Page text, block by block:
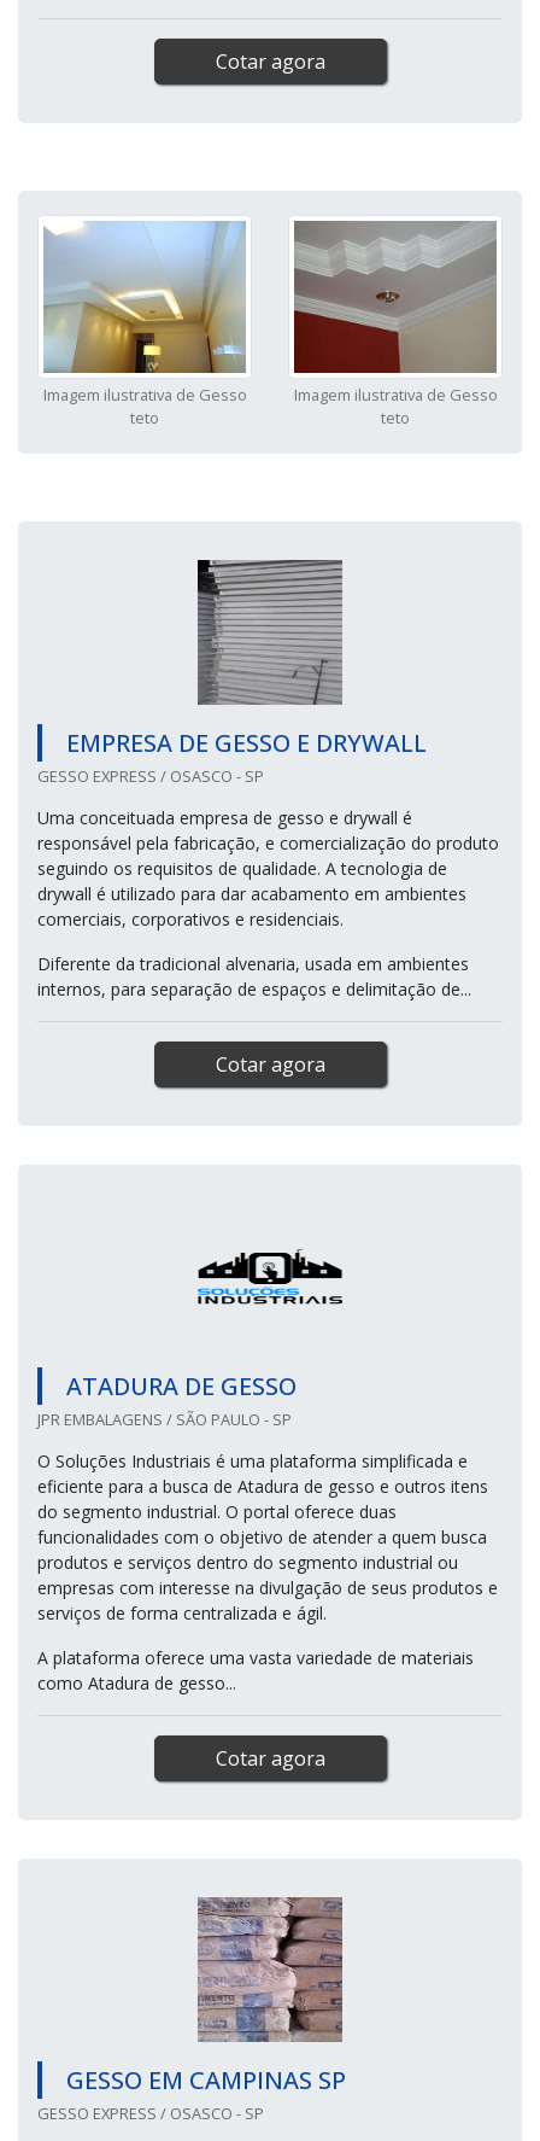
Cotar agora
Imagem ilustrativa de Gesso
teto
Imagem ilustrativa de Gesso
teto
EMPRESA DE GESSO E DRYWALL
GESSO EXPRESS / OSASCO - SP
Uma conceituada empresa de gesso e drywall é
responsável pela fabricação, e comercialização do produto
seguindo os requisitos de qualidade. A tecnologia de
drywall é utilizado para dar acabamento em ambientes
comerciais, corporativos e residenciais.
Diferente da tradicional alvenaria, usada em ambientes
internos, para separação de espaços e delimitação de...
Cotar agora
ATADURA DE GESSO
JPR EMBALAGENS / SÃO PAULO - SP
O Soluções Industriais é uma plataforma simplificada e
eficiente para a busca de Atadura de gesso e outros itens
do segmento industrial. O portal oferece duas
funcionalidades com o objetivo de atender a quem busca
produtos e serviços dentro do segmento industrial ou
empresas com interesse na divulgação de seus produtos e
serviços de forma centralizada e ágil.
A plataforma oferece uma vasta variedade de materiais
como Atadura de gesso...
Cotar agora
GESSO EM CAMPINAS SP
GESSO EXPRESS / OSASCO - SP